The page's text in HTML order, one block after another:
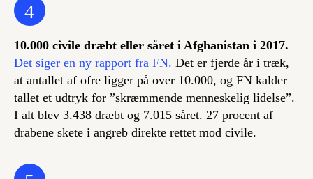
4
10.000 civile dræbt eller såret i Afghanistan i 2017.
Det siger en ny rapport fra FN. Det er fjerde år i træk,
at antallet af ofre ligger på over 10.000, og FN kalder
tallet et udtryk for ”skræmmende menneskelig lidelse”.
I alt blev 3.438 dræbt og 7.015 såret. 27 procent af
drabene skete i angreb direkte rettet mod civile.